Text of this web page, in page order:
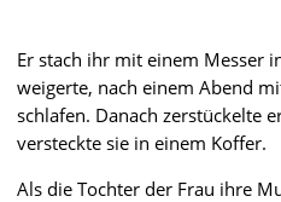
Er stach ihr mit einem Messer
weigerte, nach einem Abend
schlafen. Danach zerstückelte
versteckte sie in einem Koffer.
Als die Tochter der Frau ihre